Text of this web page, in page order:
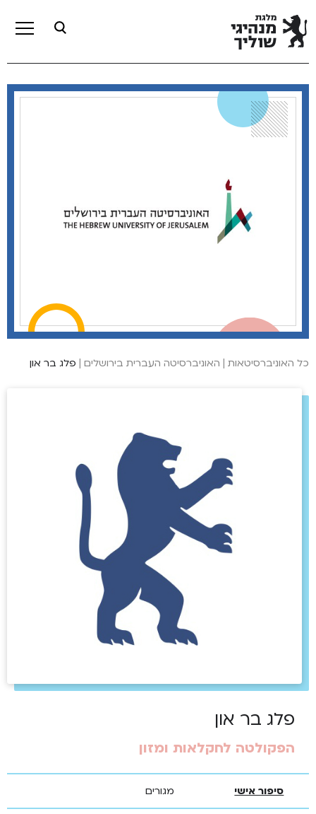
כל האוניברסיטאות | האוניברסיטה העברית בירושלים | פלג בר און
פלג בר און
הפקולטה לחקלאות ומזון
סיפור אישי מגורים